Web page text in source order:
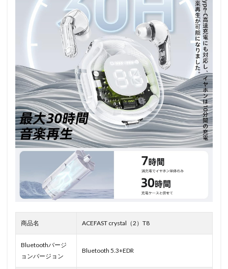
商品名 ACEFAST crystal（2）T8
Bluetoothバージ
ョンバージョン
Bluetooth 5.3+EDR